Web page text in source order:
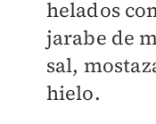
helados
jarabe de
sal,
hielo.